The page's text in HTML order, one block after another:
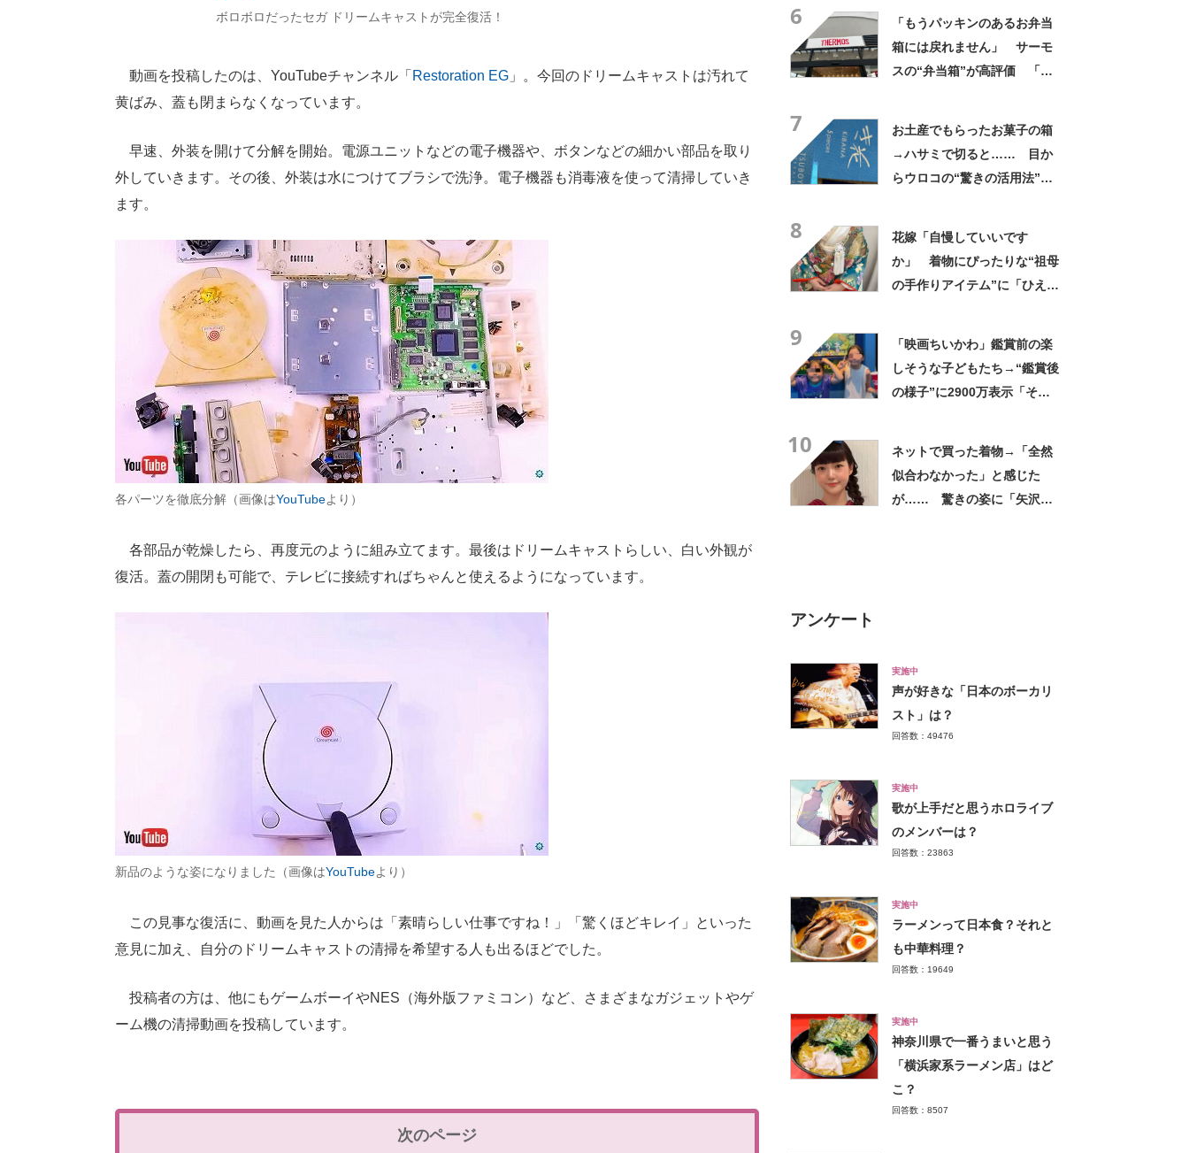
ボロボロだったセガ ドリームキャストが完全復活！
動画を投稿したのは、YouTubeチャンネル「 Restoration EG 」。今回のドリームキャストは汚れて
黄ばみ、蓋も閉まらなくなっています。
早速、外装を開けて分解を開始。電源ユニットなどの電子機器や、ボタンなどの細かい部品を取り
外していきます。その後、外装は水につけてブラシで洗浄。電子機器も消毒液を使って清掃していき
ます。
各パーツを徹底分解（画像はYouTubeより）
各部品が乾燥したら、再度元のように組み立てます。最後はドリームキャストらしい、白い外観が
復活。蓋の開閉も可能で、テレビに接続すればちゃんと使えるようになっています。
新品のような姿になりました（画像はYouTubeより）
この見事な復活に、動画を見た人からは「素晴らしい仕事ですね！」「驚くほどキレイ」といった
意見に加え、自分のドリームキャストの清掃を希望する人も出るほどでした。
投稿者の方は、他にもゲームボーイやNES（海外版ファミコン）など、さまざまなガジェットやゲ
ーム機の清掃動画を投稿しています。
6
「もうパッキンのあるお弁当
箱には戻れません」 サーモ
スの“弁当箱”が高評価 「想
7
お土産でもらったお菓子の箱
→ハサミで切ると…… 目か
らウロコの“驚きの活用法”に
8
花嫁「自慢していいです
か」 着物にぴったりな“祖母
の手作りアイテム”に「ひえ
9
「映画ちいかわ」鑑賞前の楽
しそうな子どもたち→“鑑賞後
の様子”に2900万表示「そう
10
ネットで買った着物→「全然
似合わなかった」と感じた
が…… 驚きの姿に「矢沢あ
アンケート
実施中
声が好きな「日本のボーカリ
スト」は？
回答数：49476
実施中
歌が上手だと思うホロライブ
のメンバーは？
回答数：23863
実施中
ラーメンって日本食？それと
も中華料理？
回答数：19649
実施中
神奈川県で一番うまいと思う
「横浜家系ラーメン店」はど
こ？
回答数：8507